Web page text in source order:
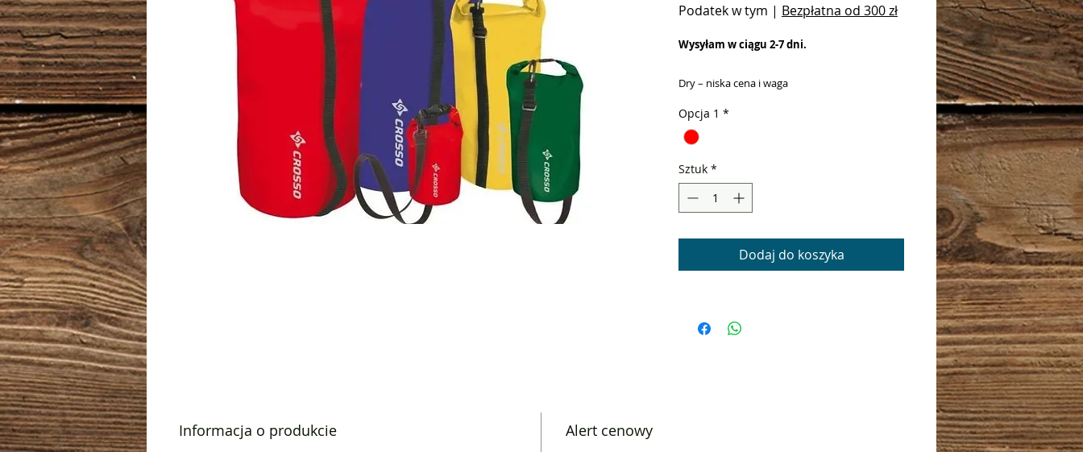
Podatek w tym | Bezpłatna od 300 zł
Wysyłam w ciągu 2-7 dni.
Dry – niska cena i waga
jest dominującym żywiołem.
Niestraszne im ulewy, ani przeprawy przez
Dodatkowe atuty serii Dry to atrakcyjna cena,
niska waga i bardzo duża pojemność.
Permanentnie zaimpregnowany materiał jest
rolowane zamknięcie gwarantują całkowitą
Opcja 1 *
Sztuk *
Dodaj do koszyka
Informacja o produkcie Alert cenowy